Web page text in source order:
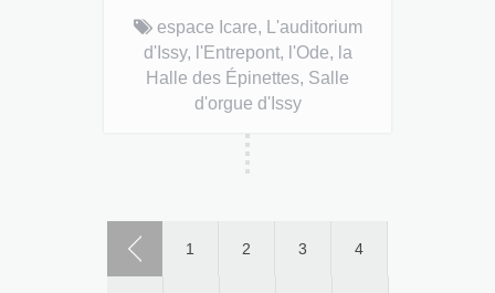
d’Issy
espace Icare,
L'auditorium
d'Issy, l'Entrepont, l'Ode, la
Halle des Épinettes, Salle
d'orgue d'Issy
1 2 3 4